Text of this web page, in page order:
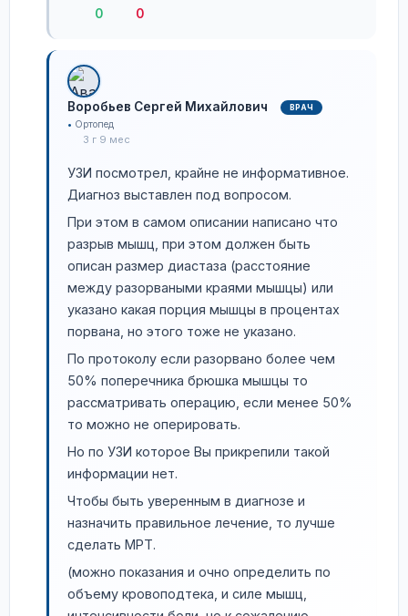
0 0
Воробьев Сергей Михайлович ВРАЧ
Ортопед
3 г 9 мес
УЗИ посмотрел, крайне не информативное.
Диагноз выставлен под вопросом.
При этом в самом описании написано что
разрыв мышц, при этом должен быть
описан размер диастаза (расстояние
между разорваными краями мышцы) или
указано какая порция мышцы в процентах
порвана, но этого тоже не указано.
По протоколу если разорвано более чем
50% поперечника брюшка мышцы то
рассматривать операцию, если менее 50%
то можно не оперировать.
Но по УЗИ которое Вы прикрепили такой
информации нет.
Чтобы быть уверенным в диагнозе и
назначить правильное лечение, то лучше
сделать МРТ.
(можно показания и очно определить по
объему кровоподтека, и силе мышц,